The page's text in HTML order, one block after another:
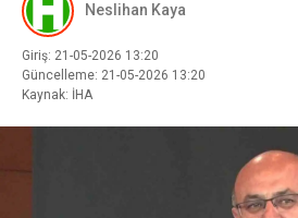
Neslihan Kaya
Giriş: 21-05-2026 13:20
Güncelleme: 21-05-2026 13:20
Kaynak: İHA